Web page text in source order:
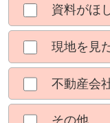
資料がほ
現地を見
不動産会